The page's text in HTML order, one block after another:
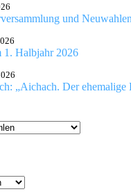
und
1. Halbjahr 2026
„Aichach. Der ehemalige